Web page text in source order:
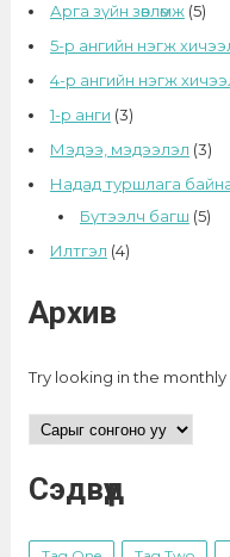
Арга зүйн зөвлөмж(5)
5-р ангийн нэгж
4-р ангийн нэгж
1-р анги (3)
Мэдээ, мэдээлэл (3)
Надад туршлага
Бүтээлч багш (5)
Илтгэл (4)
Архив
Try looking in the monthly
Архив
Сэдвүүд